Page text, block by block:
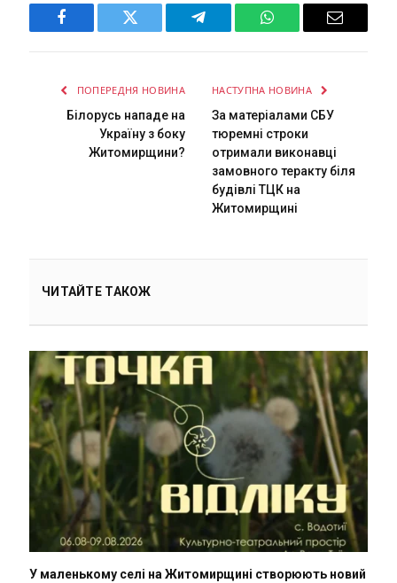
Facebook Twitter Telegram WhatsAppEmail
ПОПЕРЕДНЯ НОВИНА
Білорусь нападе на
Україну з боку
Житомирщини?
НАСТУПНА НОВИНА
За матеріалами СБУ
тюремні строки
отримали виконавці
замовного теракту біля
будівлі ТЦК на
Житомирщині
ЧИТАЙТЕ ТАКОЖ
У маленькому селі на Житомирщині створюють новий